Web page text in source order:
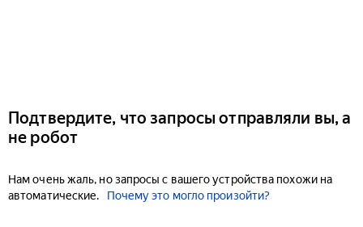
Подтвердите, что запросы отправляли вы, а
не робот
Нам очень жаль, но запросы с вашего устройства похожи на
автоматические.
Почему это могло произойти?